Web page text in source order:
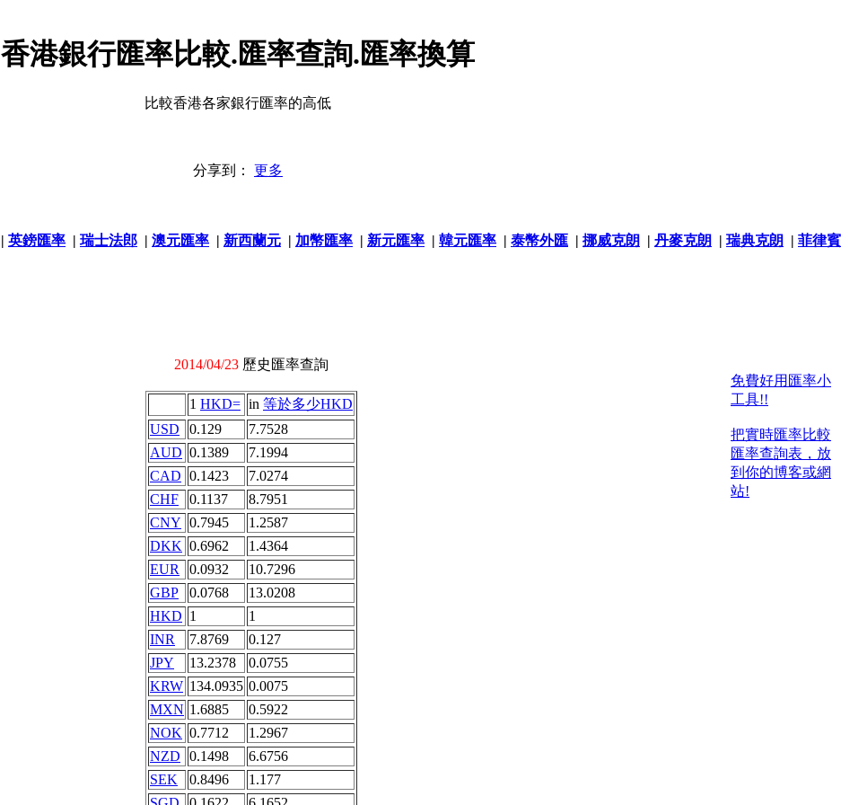
香港銀行匯率比較.匯率查詢.匯率換算
比較香港各家銀行匯率的高低
分享到： 更多
| 英鎊匯率 | 瑞士法郎 | 澳元匯率 | 新西蘭元 | 加幣匯率 | 新元匯率 | 韓元匯率 | 泰幣外匯 | 挪威克朗 | 丹麥克朗 | 瑞典克朗 | 菲律賓
2014/04/23 歷史匯率查詢
1 HKD= in 等於多少HKD
USD
0.129
7.7528
AUD 0.1389
7.1994
CAD 0.1423
7.0274
CHF
0.1137
8.7951
CNY 0.7945
1.2587
DKK 0.6962
1.4364
EUR
0.0932
10.7296
GBP
0.0768
13.0208
HKD 1
1
INR
7.8769
0.127
JPY
13.2378
0.0755
KRW 134.0935 0.0075
MXN 1.6885
0.5922
NOK 0.7712
1.2967
NZD
0.1498
6.6756
SEK
0.8496
1.177
免費好用匯率小
工具!!
把實時匯率比較
匯率查詢表，放
到你的博客或網
站!